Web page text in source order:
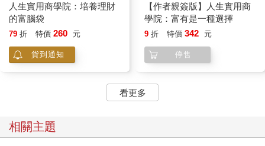
人生實用商學院：培養理財
的富腦袋
79 折 特價 260 元
貨到通知
【作者親簽版】人生實用商
學院：富有是一種選擇
9 折 特價 342 元
停售
看更多
相關主題